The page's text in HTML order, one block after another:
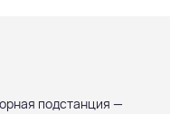
подстанция —